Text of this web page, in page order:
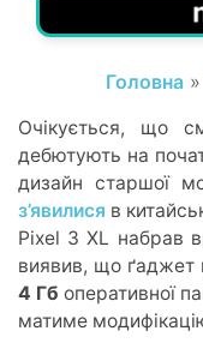
Головна »
Очікується, що
дебютують на
дизайн старшої
з’явилися в
Pixel 3 XL набрав
виявив, що ґаджет
4 Гб оперативної
матиме